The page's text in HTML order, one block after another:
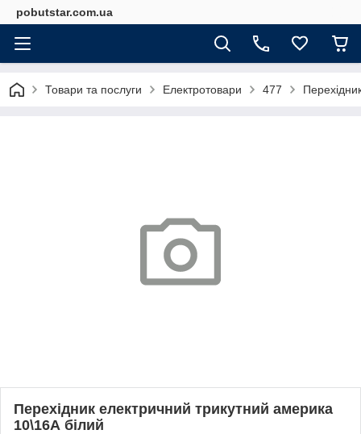
pobutstar.com.ua
Товари та послуги Електротовари 477
Перехідник електричний трикутний америка
10\16А білий